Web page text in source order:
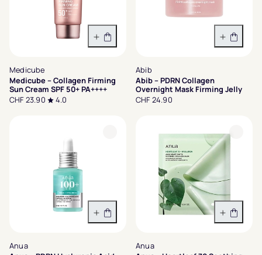
In den Warenkorb
Medicube
Medicube – Collagen Firming
Sun Cream SPF 50+ PA++++
CHF 23.90
4.0
In den
Abib
Abib – PDRN Collagen
Overnight Mask Firming Jelly
CHF 24.90
In den Warenkorb
Anua
In den
Anua